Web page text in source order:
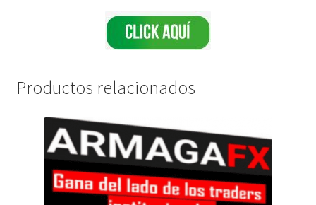
Productos relacionados